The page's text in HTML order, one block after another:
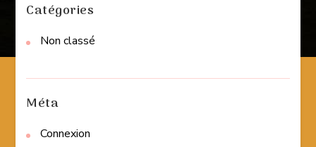
Catégories
Non classé
Méta
Connexion